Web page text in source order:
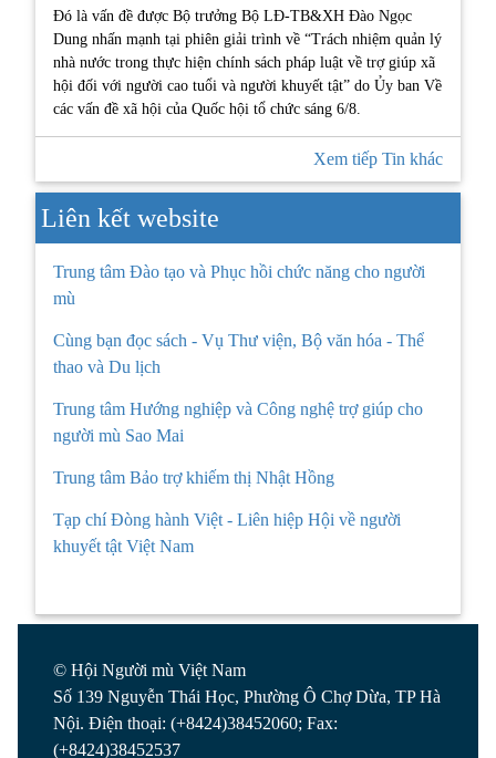
Đó là vấn đề được Bộ trưởng Bộ LĐ-TB&XH Đào Ngọc
Dung nhấn mạnh tại phiên giải trình về “Trách nhiệm quản lý
nhà nước trong thực hiện chính sách pháp luật về trợ giúp xã
hội đối với người cao tuổi và người khuyết tật” do Ủy ban Về
các vấn đề xã hội của Quốc hội tổ chức sáng 6/8.
Xem tiếp Tin khác
Liên kết website
Trung tâm Đào tạo và Phục hồi chức năng cho người
mù
Cùng bạn đọc sách - Vụ Thư viện, Bộ văn hóa - Thể
thao và Du lịch
Trung tâm Hướng nghiệp và Công nghệ trợ giúp cho
người mù Sao Mai
Trung tâm Bảo trợ khiếm thị Nhật Hồng
Tạp chí Đòng hành Việt - Liên hiệp Hội về người
khuyết tật Việt Nam
© Hội Người mù Việt Nam
Số 139 Nguyễn Thái Học, Phường Ô Chợ Dừa, TP Hà
Nội. Điện thoại: (+8424)38452060; Fax:
(+8424)38452537